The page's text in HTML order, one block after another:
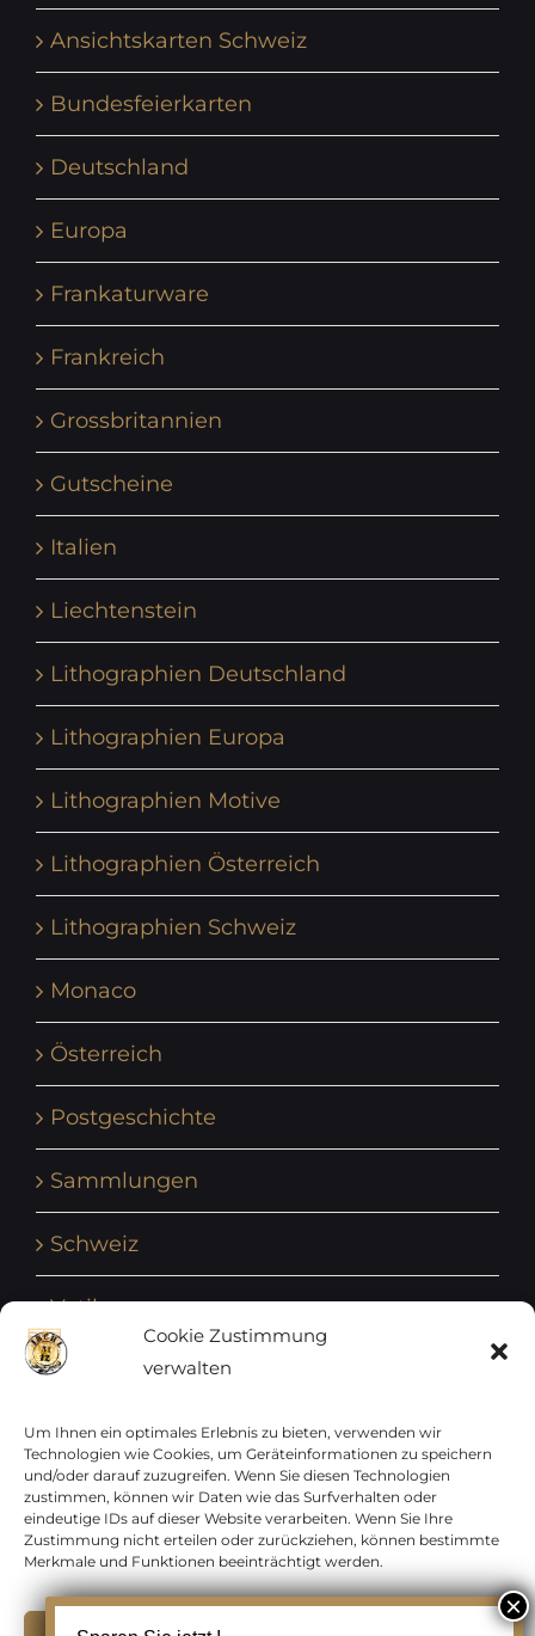
Cookie Zustimmung
verwalten
Um Ihnen ein optimales Erlebnis zu bieten, verwenden wir
Technologien wie Cookies, um Geräteinformationen zu speichern
und/oder darauf zuzugreifen. Wenn Sie diesen Technologien
zustimmen, können wir Daten wie das Surfverhalten oder
eindeutige IDs auf dieser Website verarbeiten. Wenn Sie Ihre
Zustimmung nicht erteilen oder zurückziehen, können bestimmte
Merkmale und Funktionen beeinträchtigt werden.
Ansichtskarten Schweiz
Bundesfeierkarten
Deutschland
Europa
Frankaturware
Frankreich
Grossbritannien
Gutscheine
Italien
Liechtenstein
Lithographien Deutschland
Lithographien Europa
Lithographien Motive
Lithographien Österreich
Lithographien Schweiz
Monaco
Österreich
Postgeschichte
Sammlungen
Schweiz
Vatikan
Vereinte Nationen
Vorphilatelie
Zensurbelege Österreich
Zensurbelege Schweiz